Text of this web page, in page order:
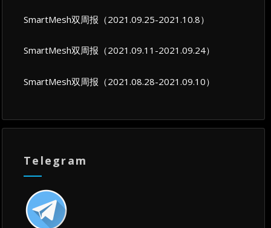
SmartMesh双周报（2021.09.25-2021.10.8）
SmartMesh双周报（2021.09.11-2021.09.24）
SmartMesh双周报（2021.08.28-2021.09.10）
Telegram